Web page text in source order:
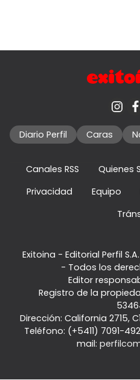
Diario Perfil Caras
Canales RSS Quienes
Privacidad
Equipo
Exitoina - Editorial Perfil S.A.
- Todos los
Editor
Registro de la
Dirección: California 2715,
Teléfono: (+5411) 7091-
mail: